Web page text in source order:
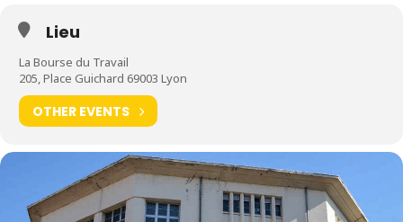
LYONLieu
La Bourse du Travail
205, Place Guichard 69003 Lyon
OTHER EVENTS